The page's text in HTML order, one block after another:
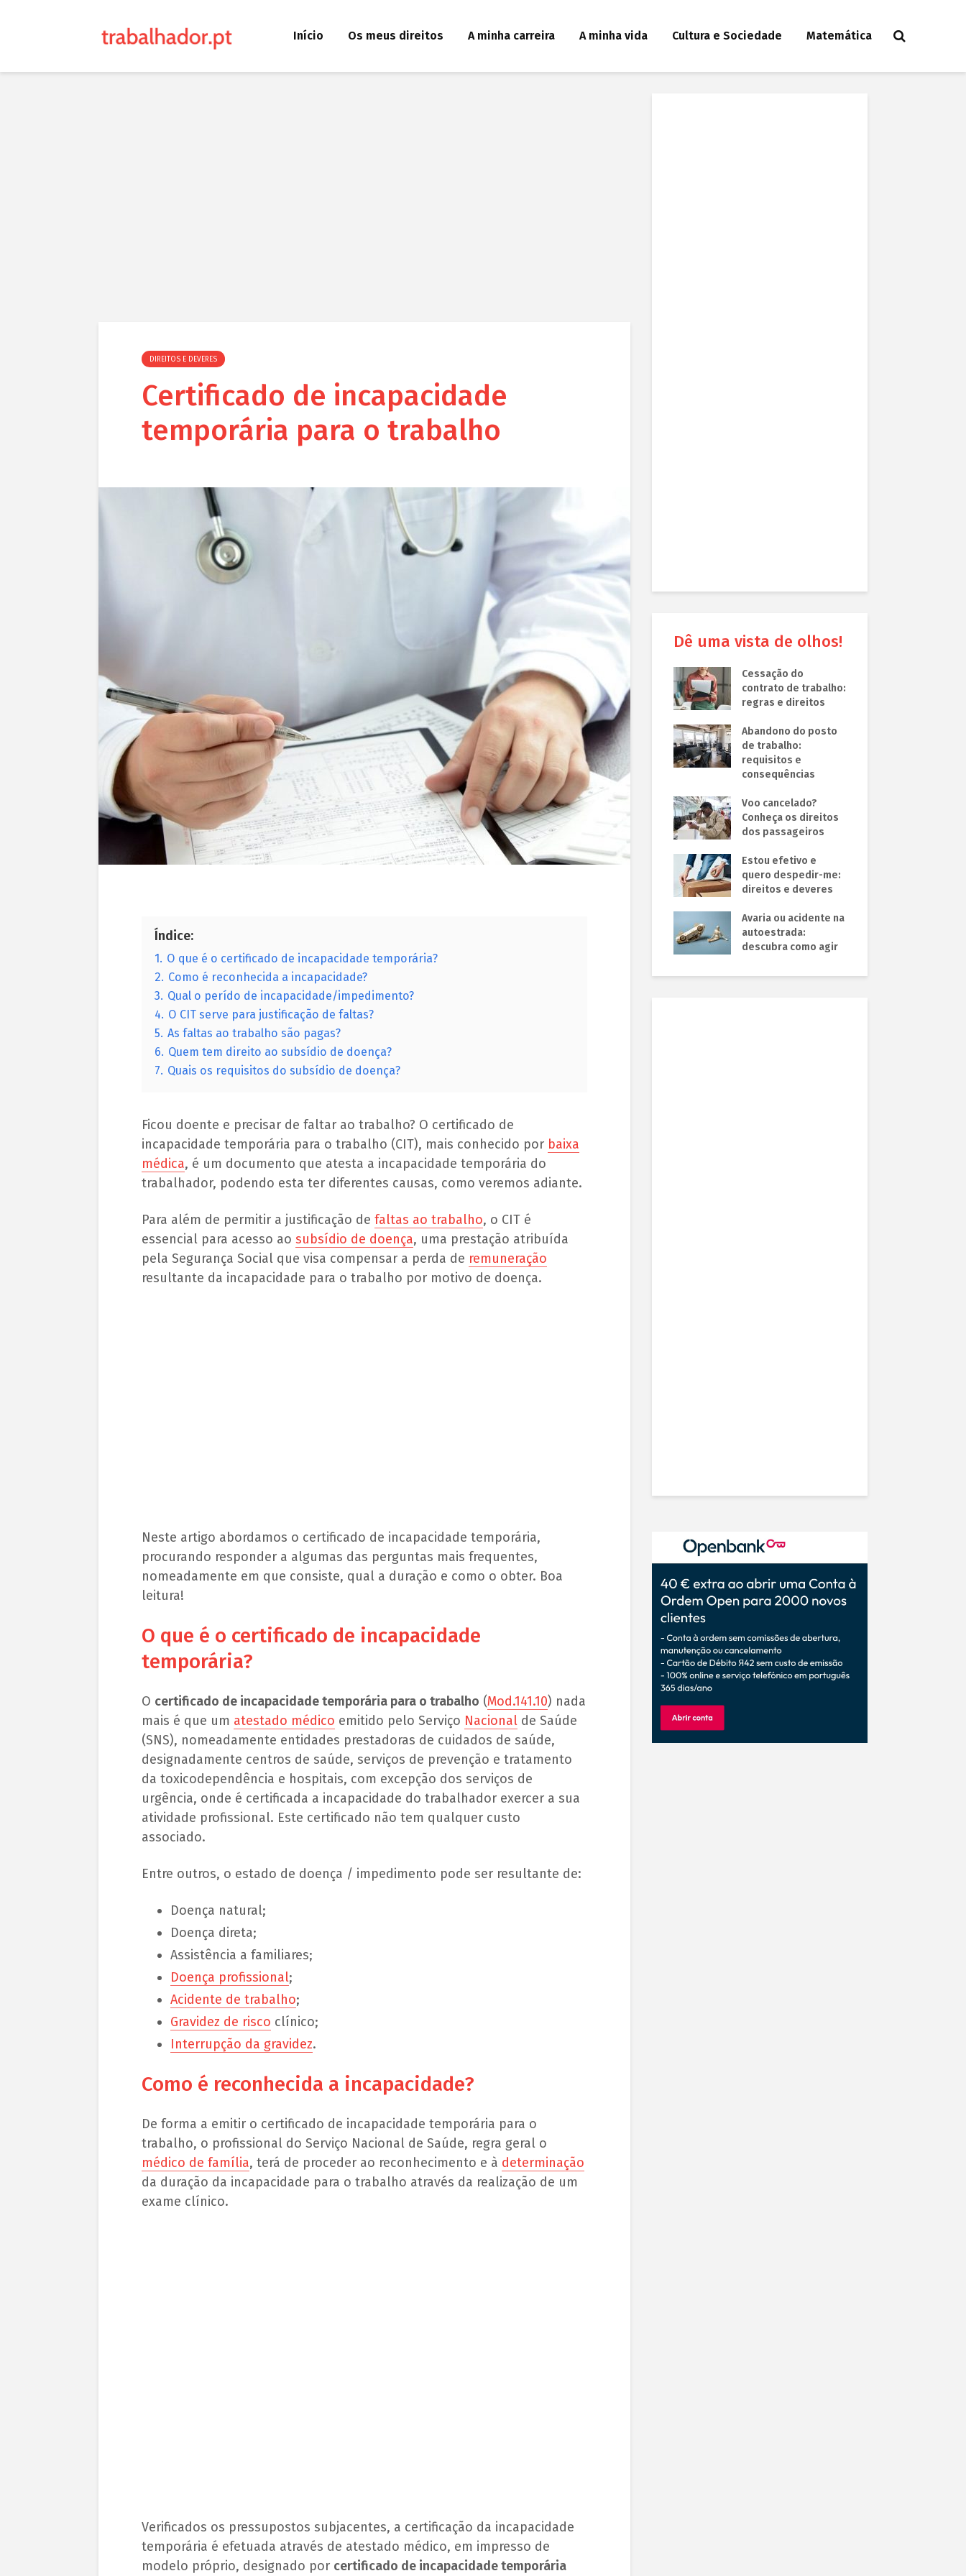
Início Os meus direitos A minha carreira A minha vida Cultura e Sociedade Matemática
DIREITOS E DEVERES
Certificado de incapacidade
temporária para o trabalho
Índice:
1. O que é o certificado de incapacidade temporária?
2. Como é reconhecida a incapacidade?
3. Qual o perído de incapacidade/impedimento?
4. O CIT serve para justificação de faltas?
5. As faltas ao trabalho são pagas?
6. Quem tem direito ao subsídio de doença?
7. Quais os requisitos do subsídio de doença?
Ficou doente e precisar de faltar ao trabalho? O certificado de
incapacidade temporária para o trabalho (CIT), mais conhecido por baixa
médica, é um documento que atesta a incapacidade temporária do
trabalhador, podendo esta ter diferentes causas, como veremos adiante.
Para além de permitir a justificação de faltas ao trabalho, o CIT é
essencial para acesso ao subsídio de doença, uma prestação atribuída
pela Segurança Social que visa compensar a perda de remuneração
resultante da incapacidade para o trabalho por motivo de doença.
Neste artigo abordamos o certificado de incapacidade temporária,
procurando responder a algumas das perguntas mais frequentes,
nomeadamente em que consiste, qual a duração e como o obter. Boa
leitura!
O que é o certificado de incapacidade
temporária?
O certificado de incapacidade temporária para o trabalho (Mod.141.10) nada
mais é que um atestado médico emitido pelo Serviço Nacional de Saúde
(SNS), nomeadamente entidades prestadoras de cuidados de saúde,
designadamente centros de saúde, serviços de prevenção e tratamento
da toxicodependência e hospitais, com excepção dos serviços de
urgência, onde é certificada a incapacidade do trabalhador exercer a sua
atividade profissional. Este certificado não tem qualquer custo
associado.
Entre outros, o estado de doença / impedimento pode ser resultante de:
Doença natural;
Doença direta;
Assistência a familiares;
Doença profissional;
Acidente de trabalho;
Gravidez de risco clínico;
Interrupção da gravidez.
Como é reconhecida a incapacidade?
De forma a emitir o certificado de incapacidade temporária para o
trabalho, o profissional do Serviço Nacional de Saúde, regra geral o
médico de família, terá de proceder ao reconhecimento e à determinação
da duração da incapacidade para o trabalho através da realização de um
exame clínico.
Verificados os pressupostos subjacentes, a certificação da incapacidade
temporária é efetuada através de atestado médico, em impresso de
modelo próprio, designado por certificado de incapacidade temporária
Dê uma vista de olhos!
Cessação do
contrato de trabalho:
regras e direitos
Abandono do posto
de trabalho:
requisitos e
consequências
Voo cancelado?
Conheça os direitos
dos passageiros
Estou efetivo e
quero despedir-me:
direitos e deveres
Avaria ou acidente na
autoestrada:
descubra como agir